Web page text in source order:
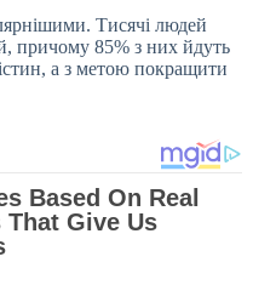
Тисячі людей
причому 85% з них йдуть
а з метою покращити